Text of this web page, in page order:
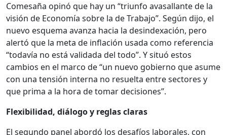
Comesaña opinó que hay un “triunfo avasallante de la
visión de Economía sobre la de Trabajo”. Según dijo, el
nuevo esquema avanza hacia la desindexación, pero
alertó que la meta de inflación usada como referencia
“todavía no está validada del todo”. Y situó estos
cambios en el marco de “un nuevo gobierno que asume
con una tensión interna no resuelta entre sectores y
que prima a la hora de tomar decisiones”.
Flexibilidad, diálogo y reglas claras
El segundo panel abordó los desafíos laborales, con